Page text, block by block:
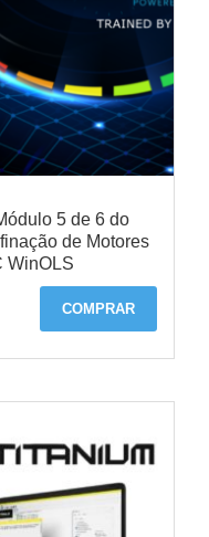
5 de 6 do
de Motores
WinOLS
COMPRAR